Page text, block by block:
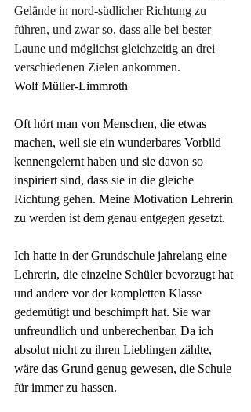
Gelände in nord-südlicher Richtung zu
führen, und zwar so, dass alle bei bester
Laune und möglichst gleichzeitig an drei
verschiedenen Zielen ankommen.
Wolf Müller-Limmroth
Oft hört man von Menschen, die etwas
machen, weil sie ein wunderbares Vorbild
kennengelernt haben und sie davon so
inspiriert sind, dass sie in die gleiche
Richtung gehen. Meine Motivation Lehrerin
zu werden ist dem genau entgegen gesetzt.
Ich hatte in der Grundschule jahrelang eine
Lehrerin, die einzelne Schüler bevorzugt hat
und andere vor der kompletten Klasse
gedemütigt und beschimpft hat. Sie war
unfreundlich und unberechenbar. Da ich
absolut nicht zu ihren Lieblingen zählte,
wäre das Grund genug gewesen, die Schule
für immer zu hassen.